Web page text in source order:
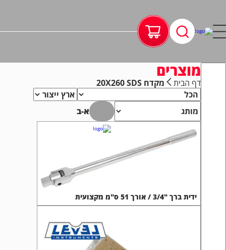
מוצרים
דף הבית מקדח 20X260 SDS
א-ב
ידית ברך "3/4 / אורך 51 ס"מ מקצועית